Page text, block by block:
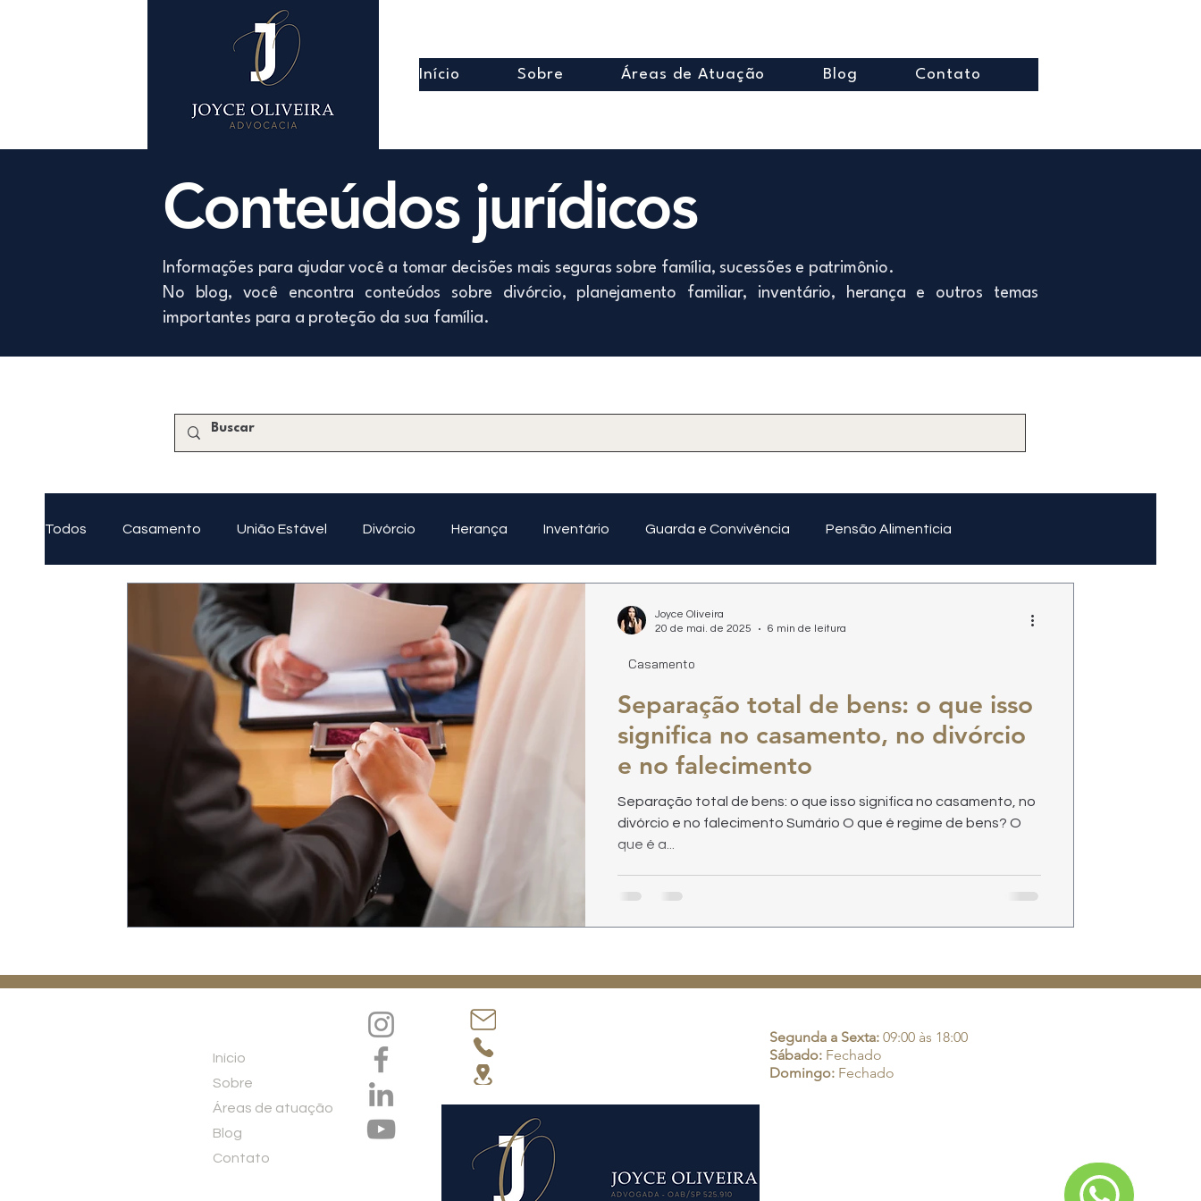
Início Sobre Áreas de Atuação Blog Contato
Conteúdos jurídicos
Informações para ajudar você a tomar decisões mais seguras sobre família, sucessões e patrimônio.
No blog, você encontra conteúdos sobre divórcio, planejamento familiar, inventário, herança e outros temas
importantes para a proteção da sua família.
Todos Casamento União Estável Divórcio Herança Inventário Guarda e Convivência Pensão Alimentícia
Regularização Imobiliária Planejamento Sucessório
Separação total de bens: o que isso
significa no casamento, no divórcio
e no falecimento
Separação total de bens: o que isso significa no casamento, no
divórcio e no falecimento Sumário O que é regime de bens? O
que é a...
Casamento
Joyce Oliveira
20 de mai. de 2025
6 min de leitura
Início
Sobre
Áreas de atuação
Blog
Contato
Segunda a Sexta: 09:00 às 18:00
Sábado: Fechado
Domingo: Fechado